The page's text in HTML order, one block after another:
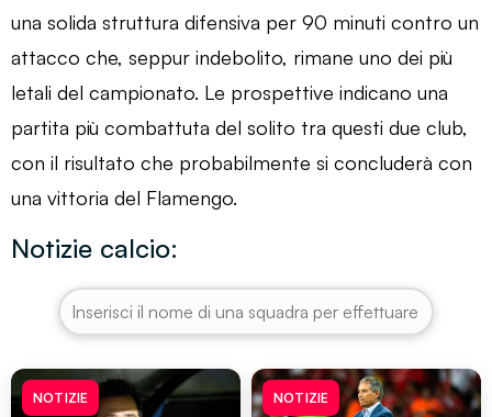
una solida struttura difensiva per 90 minuti contro un
attacco che, seppur indebolito, rimane uno dei più
letali del campionato. Le prospettive indicano una
partita più combattuta del solito tra questi due club,
con il risultato che probabilmente si concluderà con
una vittoria del Flamengo.
Notizie calcio:
NOTIZIE NOTIZIE